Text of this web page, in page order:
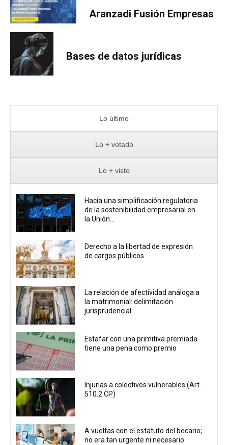
Aranzadi Fusión Empresas
Bases de datos jurídicas
Lo último
Lo + votado
Lo + visto
Hacia una simplificación regulatoria
de la sostenibilidad empresarial en
la Unión...
Derecho a la libertad de expresión
de cargos públicos
La relación de afectividad análoga a
la matrimonial: delimitación
jurisprudencial...
Estafar con una primitiva premiada
tiene una pena como premio
Injurias a colectivos vulnerables (Art.
510.2 CP)
A vueltas con el estatuto del becario;
no era tan urgente ni necesario